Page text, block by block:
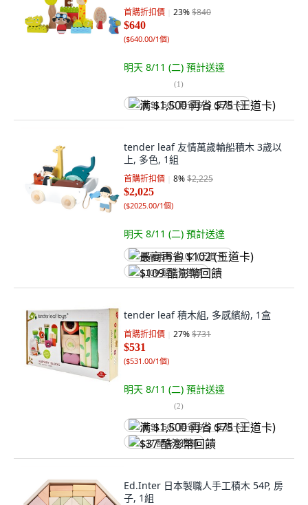
首購折扣價 23%$840
$640
($640.00/1個)
明天 8/11 (二) 預計送達
(1)
满 $1,500 再省 $75 (王道卡)
tender leaf 友情萬歲輪船積木 3歲以
上, 多色, 1組
首購折扣價 8%$2,225
$2,025
($2025.00/1個)
明天 8/11 (二) 預計送達
最高再省 $102 (王道卡)
$109 酷澎幣回饋
tender leaf 積木組, 多感繽紛, 1盒
首購折扣價 27%$731
$531
($531.00/1個)
明天 8/11 (二) 預計送達
(2)
满 $1,500 再省 $75 (王道卡)
$37 酷澎幣回饋
Ed.Inter 日本製職人手工積木 54P, 房
子, 1組